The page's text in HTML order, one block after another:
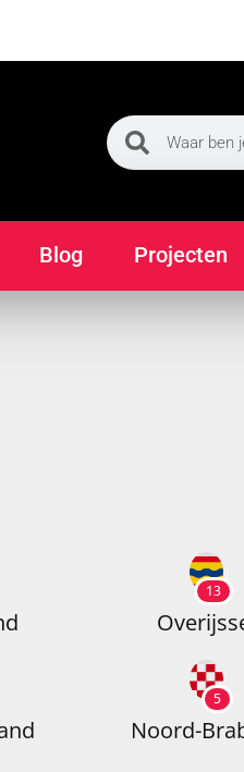
Blog Projecten
13
5
Noord-